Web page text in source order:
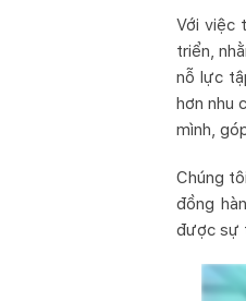
Với việc
triển,
nỗ lực
hơn nhu
mình,
Chúng
đồng
được sự